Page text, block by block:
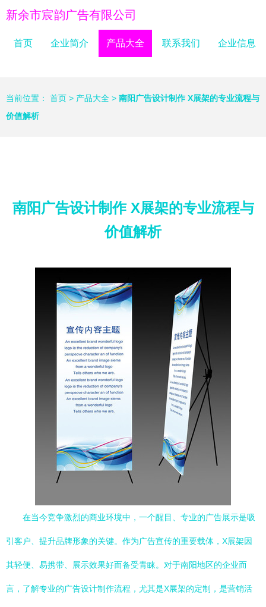
新余市宸韵广告有限公司
首页 企业简介 产品大全 联系我们 企业信息
当前位置： 首页 > 产品大全 > 南阳广告设计制作 X展架的专业流程与
价值解析
南阳广告设计制作 X展架的专业流程与
价值解析
在当今竞争激烈的商业环境中，一个醒目、专业的广告展示是吸
引客户、提升品牌形象的关键。作为广告宣传的重要载体，X展架因
其轻便、易携带、展示效果好而备受青睐。对于南阳地区的企业而
言，了解专业的广告设计制作流程，尤其是X展架的定制，是营销活